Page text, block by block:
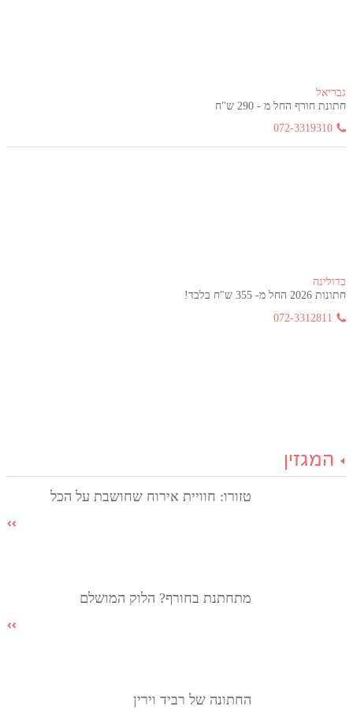
גבריאל
חתונת חורף החל מ - 290 ש"ח
072-3319310
בדולינה
חתונות 2026 החל מ- 355 ש"ח בלבד!
072-3312811
המגזין
טזורו: חוויית אירוח שחושבת על הכל
מתחתנת בחורף? הלוק המושלם
החתונה של רביד וירין